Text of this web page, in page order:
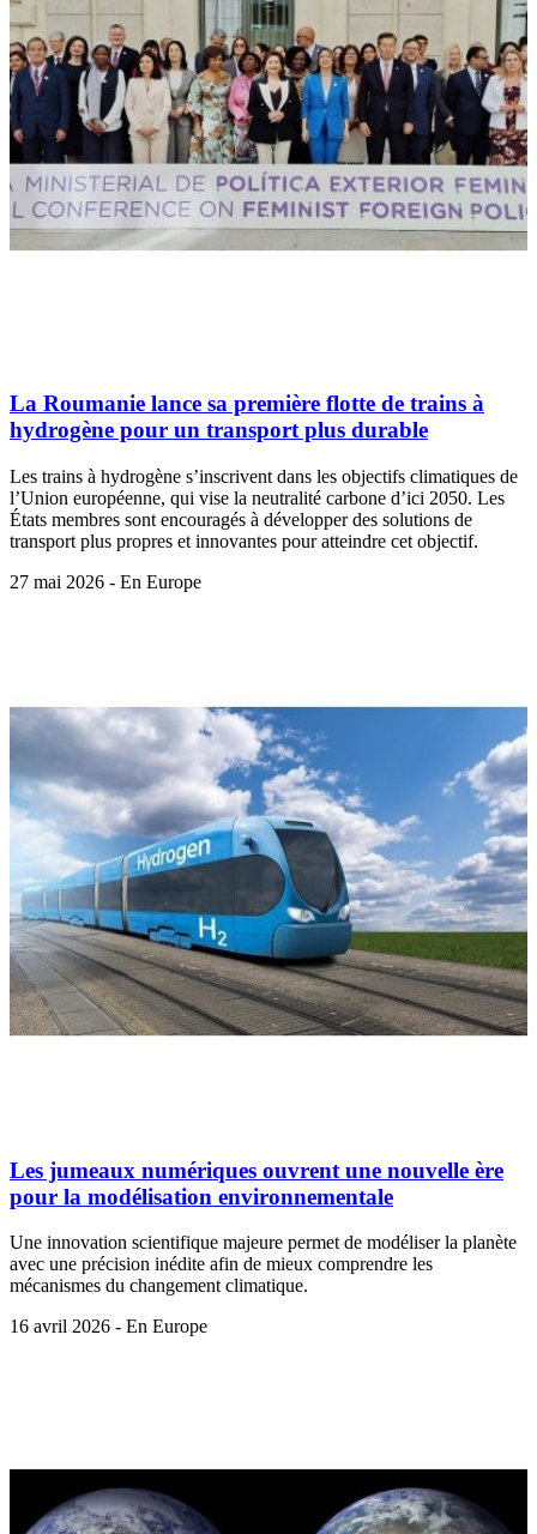
La Roumanie lance sa première flotte de trains à
hydrogène pour un transport plus durable
Les trains à hydrogène s’inscrivent dans les objectifs climatiques de
l’Union européenne, qui vise la neutralité carbone d’ici 2050. Les
États membres sont encouragés à développer des solutions de
transport plus propres et innovantes pour atteindre cet objectif.
27 mai 2026 - En Europe
Les jumeaux numériques ouvrent une nouvelle ère
pour la modélisation environnementale
Une innovation scientifique majeure permet de modéliser la planète
avec une précision inédite afin de mieux comprendre les
mécanismes du changement climatique.
16 avril 2026 - En Europe